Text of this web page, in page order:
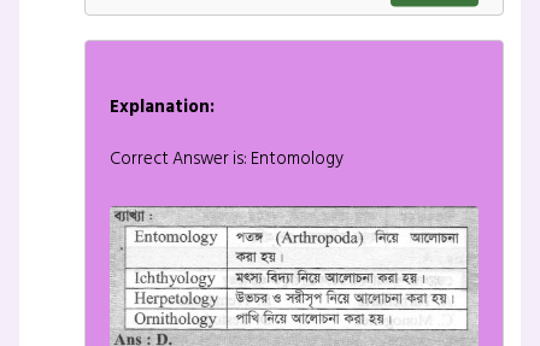
Explanation:
Correct Answer is: Entomology